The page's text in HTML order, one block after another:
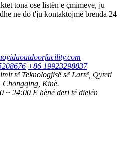
tona ose listën e çmimeve, ju
ne do t'ju kontaktojmë brenda 24
+86 19923298837
të Teknologjisë së Lartë, Qyteti
Chongqing, Kinë.
~ 24:00 E hënë deri të dielën